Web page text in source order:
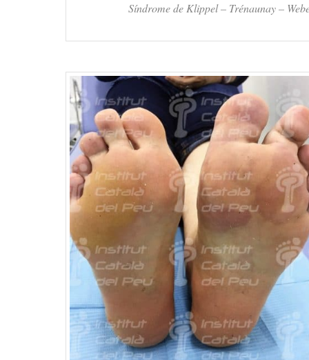
Síndrome de Klippel – Trénaunay –